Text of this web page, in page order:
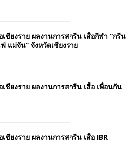
เชียงราย ผลงานการสกรีน เสื้อกีฬา “กรีน
ฟ่ แม่จัน” จังหวัดเชียงราย
เชียงราย ผลงานการสกรีน เสื้อ เพื่อนกัน
เชียงราย ผลงานการสกรีน เสื้อ IBR